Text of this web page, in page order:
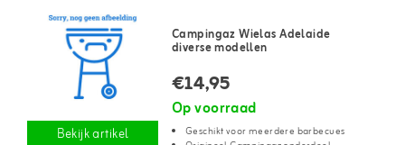
Bekijk artikel
Campingaz Wielas Adelaide
diverse modellen
€14,95
Op voorraad
Geschikt voor meerdere barbecues